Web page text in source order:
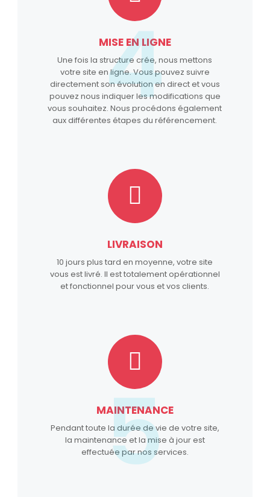
MISE EN LIGNE
Une fois la structure crée, nous mettons
votre site en ligne. Vous pouvez suivre
directement son évolution en direct et vous
pouvez nous indiquer les modifications que
vous souhaitez. Nous procédons également
aux différentes étapes du référencement.
4
LIVRAISON
10 jours plus tard en moyenne, votre site
vous est livré. Il est totalement opérationnel
et fonctionnel pour vous et vos clients.
MAINTENANCE
Pendant toute la durée de vie de votre site,
la maintenance et la mise à jour est
effectuée par nos services.
5